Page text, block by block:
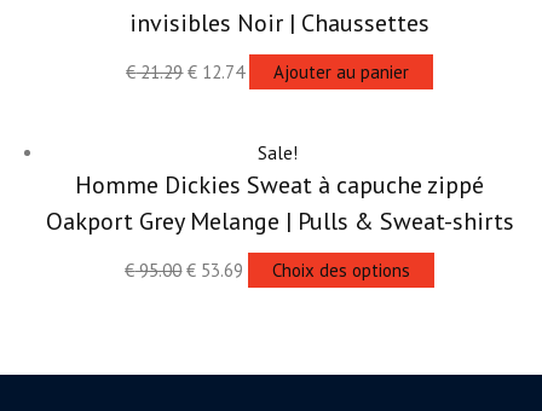
invisibles Noir | Chaussettes
€21.29 € 12.74 Ajouter au panier
Sale!
Homme Dickies Sweat à capuche zippé
Oakport Grey Melange | Pulls & Sweat-shirts
€95.00 € 53.69 Choix des options